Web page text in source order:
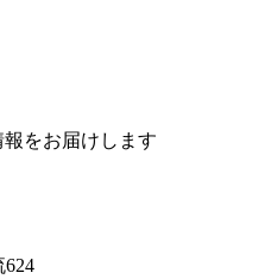
をお届けします
624